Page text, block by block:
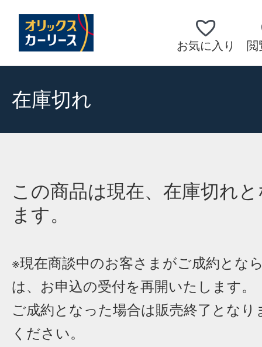
お気に入り 閲
在庫切れ
この商品は現在、在庫切れ
ます。
※現在商談中のお客さまがご成約とな
は、お申込の受付を再開いたします。
ご成約となった場合は販売終了となり
ください。